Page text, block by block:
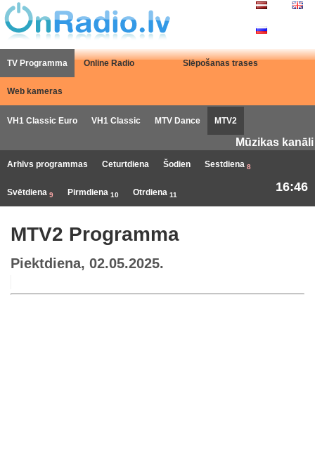
TV Programma Online Radio Slēpošanas trases
Web kameras
VH1 Classic Euro VH1 Classic MTV Dance MTV2
Mūzikas kanāli
Arhīvs programmas Ceturtdiena Šodien Sestdiena 8
Svētdiena 9 Pirmdiena 10 Otrdiena 11
16:46
MTV2 Programma
Piektdiena, 02.05.2025.